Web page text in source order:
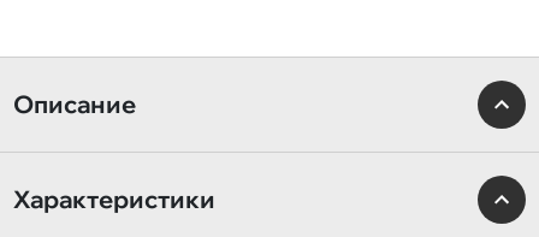
Описание
Характеристики